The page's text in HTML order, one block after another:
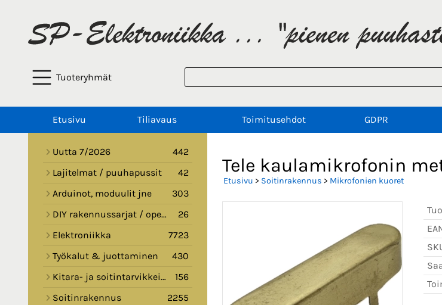
Tuoteryhmät
Etusivu Tiliavaus Toimitusehdot GDPR
Uutta 7/2026
442
Lajitelmat / puuhapussit
42
Arduinot, moduulit jne
303
DIY rakennussarjat / opetussarjat
26
Elektroniikka
7723
Työkalut & juottaminen
430
Kitara- ja soitintarvikkeita
156
Soitinrakennus
2255
Tele kaulamikrofonin
Etusivu > Soitinrakennus > Mikrofonien kuoret